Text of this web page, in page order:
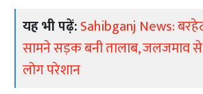
यह भी पढ़ें:Sahibganj News:
सामने सड़क बनी तालाब, जलजमाव
लोग परेशान